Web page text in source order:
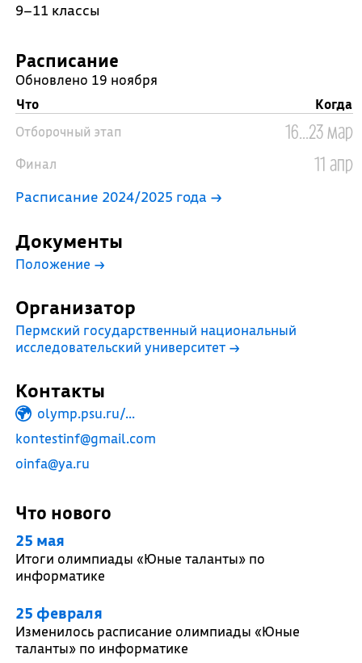
9–11 классы
Расписание
Обновлено 19 ноября
Что
Когда
Отборочный этап
16...23 мар
Финал 11 апр
Расписание 2024/2025 года →
Документы
Положение →
Организатор
Пермский государственный национальный
исследовательский университет →
Контакты
olymp.psu.ru/...
kontestinf@gmail.com
oinfa@ya.ru
Что нового
25 мая
Итоги олимпиады «Юные таланты» по
информатике
25 февраля
Изменилось расписание олимпиады «Юные
таланты» по информатике